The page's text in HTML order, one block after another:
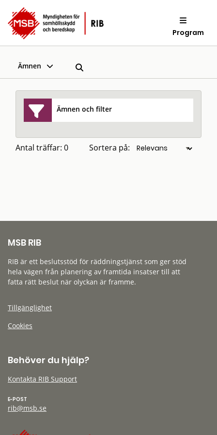
Program
Ämnen
Ämnen och filter
Antal träffar: 0 Sortera på:
MSB RIB
RIB är ett beslutsstöd för räddningstjänst som ger stöd
hela vägen från planering av framtida insatser till att
fatta rätt beslut när olyckan är framme.
Tillgänglighet
Cookies
Behöver du hjälp?
Kontakta RIB Support
E-POST
rib@msb.se